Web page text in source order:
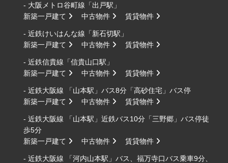
- 大阪メトロ谷町線「出戸駅」
新築一戸建て
中古物件 賃貸物件
- 近鉄けいはんな線「新石切駅」
新築一戸建て
中古物件 賃貸物件
- 近鉄信貴線「信貴山口駅」
新築一戸建て
中古物件 賃貸物件
- 近鉄大阪線 「山本駅」バス8分「高砂住宅」バス停
新築一戸建て
中古物件 賃貸物件
- 近鉄大阪線 「山本駅」近鉄バス10分「三野郷」バス停徒
歩5分
新築一戸建て
中古物件 賃貸物件
- 近鉄大阪線 「河内山本駅」バス、福万寺口バス乗車9分、